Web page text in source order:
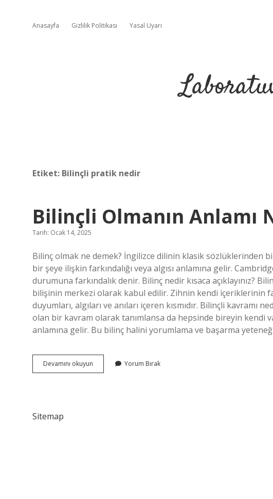
Anasayfa Gizlilik Politikası Yasal Uyarı
Etiket: Bilinçli pratik nedir
Bilinçli Olmanın Anlamı
Tarih: Ocak 14, 2025
Bilinç olmak ne demek? İngilizce dilinin klasik sözlüklerinden
bir şeye ilişkin farkındalığı veya algısı anlamına gelir.
durumuna farkındalık denir. Bilinç nedir kısaca açıklayınız?
bilişinin merkezi olarak kabul edilir. Zihnin kendi içeriklerinin
duyumları, algıları ve anıları içeren kısmıdır. Bilinçli kavramı
olan bir kavram olarak tanımlansa da hepsinde bireyin kendi
anlamına gelir. Bu bilinç halini yorumlama ve başarma
Devamını okuyun
Olmanın
Yorum Bırak
Sitemap